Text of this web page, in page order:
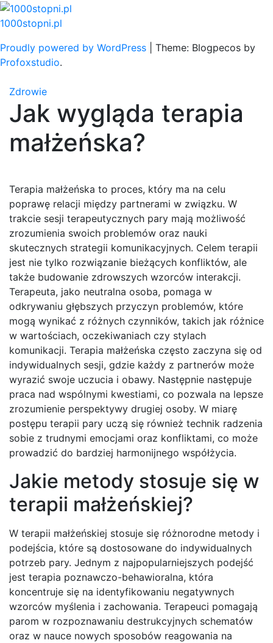
Skip
to
1000stopni.pl
Proudly powered by WordPress
Theme: Blogpecos by
Profoxstudio.
Zdrowie
Jak wygląda terapia
małżeńska?
Terapia małżeńska to proces, który ma na celu
poprawę relacji między partnerami w związku. W
trakcie sesji terapeutycznych pary mają możliwość
zrozumienia swoich problemów oraz nauki
skutecznych strategii komunikacyjnych. Celem terapii
jest nie tylko rozwiązanie bieżących konfliktów, ale
także budowanie zdrowszych wzorców interakcji.
Terapeuta, jako neutralna osoba, pomaga w
odkrywaniu głębszych przyczyn problemów, które
mogą wynikać z różnych czynników, takich jak różnice
w wartościach, oczekiwaniach czy stylach
komunikacji. Terapia małżeńska często zaczyna się od
indywidualnych sesji, gdzie każdy z partnerów może
wyrazić swoje uczucia i obawy. Następnie następuje
praca nad wspólnymi kwestiami, co pozwala na lepsze
zrozumienie perspektywy drugiej osoby. W miarę
postępu terapii pary uczą się również technik radzenia
sobie z trudnymi emocjami oraz konfliktami, co może
prowadzić do bardziej harmonijnego współżycia.
Jakie metody stosuje się w
terapii małżeńskiej?
W terapii małżeńskiej stosuje się różnorodne metody i
podejścia, które są dostosowane do indywidualnych
potrzeb pary. Jednym z najpopularniejszych podejść
jest terapia poznawczo-behawioralna, która
koncentruje się na identyfikowaniu negatywnych
wzorców myślenia i zachowania. Terapeuci pomagają
parom w rozpoznawaniu destrukcyjnych schematów
oraz w nauce nowych sposobów reagowania na